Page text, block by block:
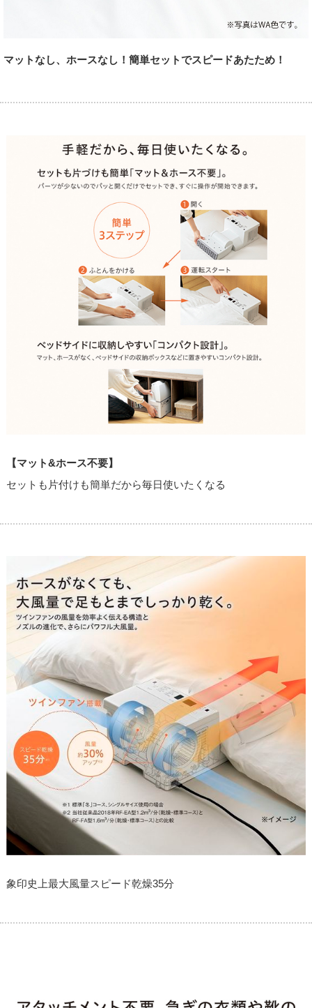
マットなし、ホースなし！簡単セットでスピードあたため！
【マット&ホース不要】
セットも片付けも簡単だから毎日使いたくなる
象印史上最大風量スピード乾燥35分